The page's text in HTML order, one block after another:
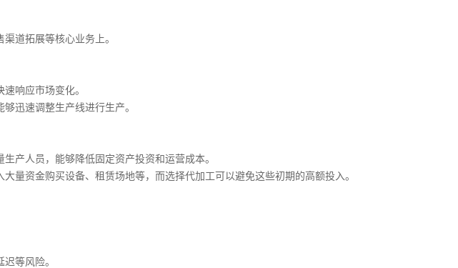
道拓展等核心业务上。
响应市场变化。
迅速调整生产线进行生产。
产人员，能够降低固定资产投资和运营成本。
量资金购买设备、租赁场地等，而选择代加工可以避免这些初期的高额投入。
等风险。